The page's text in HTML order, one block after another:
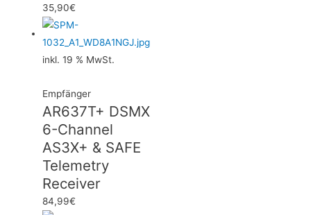
35,90€
inkl. 19 % MwSt.
Empfänger
AR637T+ DSMX
6-Channel
AS3X+ & SAFE
Telemetry
Receiver
84,99€